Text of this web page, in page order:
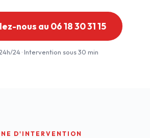
nous au 06 18 30 31 15
24 · Intervention sous 30 min
D'INTERVENTION